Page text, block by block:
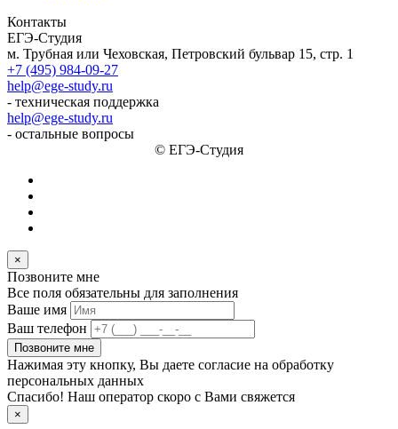
Контакты
ЕГЭ-Студия
м. Трубная или Чеховская, Петровский бульвар 15, стр. 1
+7 (495) 984-09-27
help@ege-study.ru
- техническая поддержка
help@ege-study.ru
- остальные вопросы
© ЕГЭ-Студия
×
Позвоните мне
Все поля обязательны для заполнения
Ваше имя
Ваш телефон
Позвоните мне
Нажимая эту кнопку, Вы даете согласие на обработку
персональных данных
Спасибо! Наш оператор скоро с Вами свяжется
×